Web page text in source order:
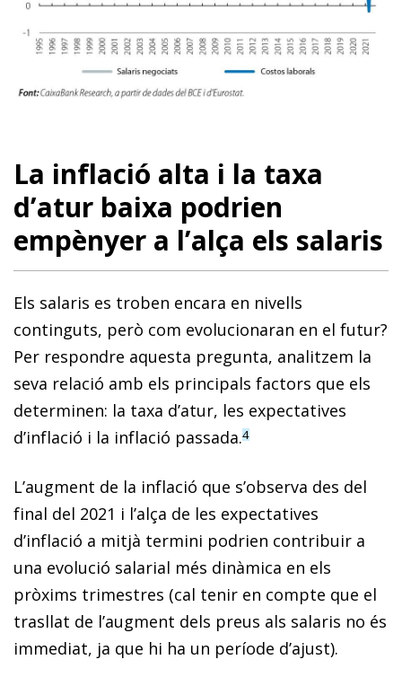
La inflació alta i la taxa
d’atur baixa podrien
empènyer a l’alça els salaris
Els salaris es troben encara en nivells
continguts, però com evolucionaran en el futur?
Per respondre aquesta pregunta, analitzem la
seva relació amb els principals factors que els
determinen: la taxa d’atur, les expectatives
d’inflació i la inflació passada.4
L’augment de la inflació que s’observa des del
final del 2021 i l’alça de les expectatives
d’inflació a mitjà termini podrien contribuir a
una evolució salarial més dinàmica en els
pròxims trimestres (cal tenir en compte que el
trasllat de l’augment dels preus als salaris no és
immediat, ja que hi ha un període d’ajust).